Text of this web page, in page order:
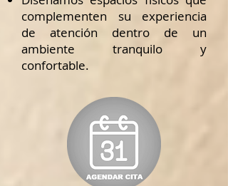
complementen su experiencia
de atención dentro de un
ambiente tranquilo y
confortable.